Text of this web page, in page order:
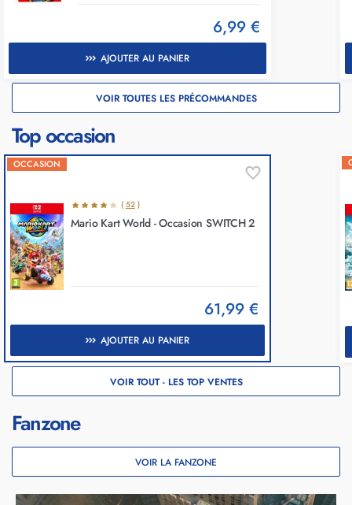
6,99 €
AJOUTER AU PANIER
VOIR TOUTES LES PRÉCOMMANDES
Top occasion
OCCASION
( 52 )
Mario Kart World - Occasion SWITCH 2
61,99 €
AJOUTER AU PANIER
VOIR TOUT - LES TOP VENTES
Fanzone
VOIR LA FANZONE